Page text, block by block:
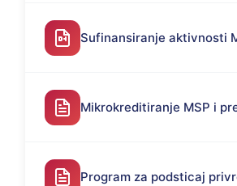
Sufinansiranje aktivnosti
Mikrokreditiranje MSP i
Program za podsticaj